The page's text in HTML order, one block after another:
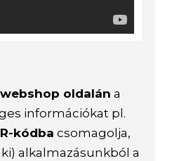
webshop oldalán a
információkat pl.
kódba csomagolja,
alkalmazásunkból a